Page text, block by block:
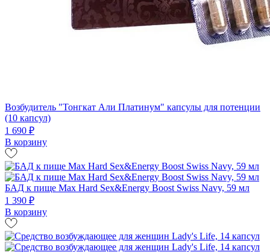
Возбудитель "Тонгкат Али Платинум" капсулы для потенции
(10 капсул)
1 690 ₽
В корзину
БАД к пище Мах Нard Sex&Energy Boost Swiss Navy, 59 мл
1 390 ₽
В корзину